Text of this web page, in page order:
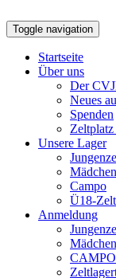
Toggle navigation
Startseite
Über uns
Der
Neues
Spenden
Unsere Lager
Campo
Ü18-
Anmeldung
CAMPO